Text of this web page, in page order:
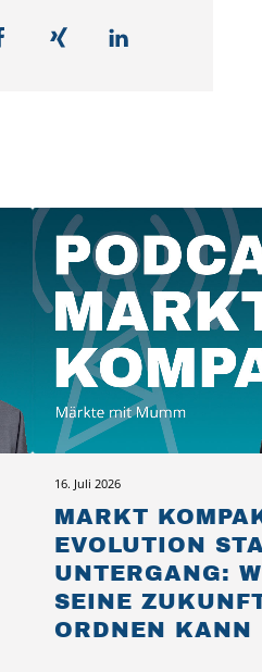
MARKT
EVOLUTION
UNTERGANG:
SEINE
ORDNEN KANN
16. Juli 2026